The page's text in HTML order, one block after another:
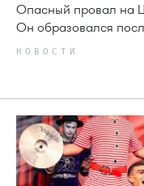
Опасный провал на
Он образовался
НОВОСТИ